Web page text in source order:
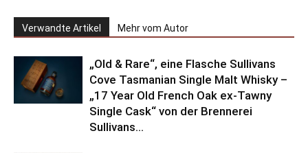
Verwandte Artikel Mehr vom Autor
„Old & Rare“, eine Flasche Sullivans
Cove Tasmanian Single Malt Whisky –
„17 Year Old French Oak ex-Tawny
Single Cask“ von der Brennerei
Sullivans...